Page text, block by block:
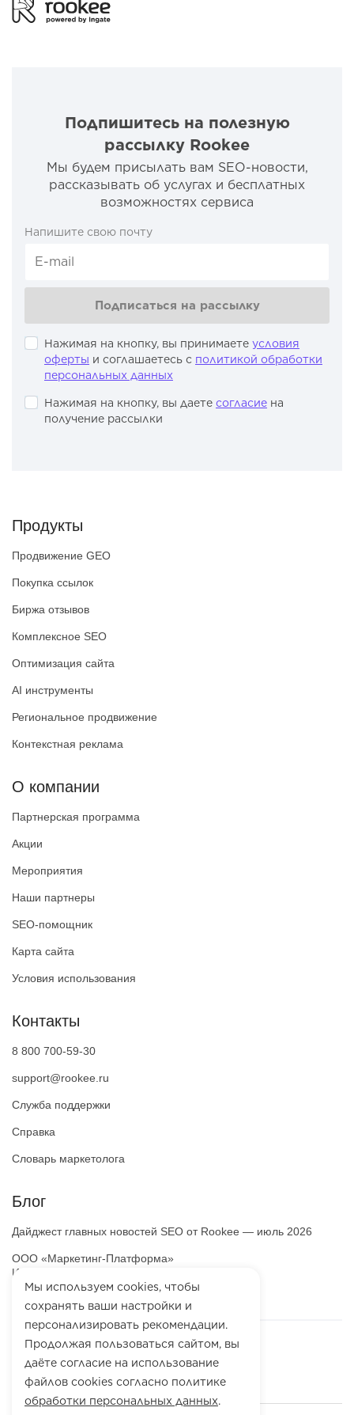
Мы используем cookies, чтобы
сохранять ваши настройки и
персонализировать рекомендации.
Продолжая пользоваться сайтом, вы
даёте согласие на использование
файлов cookies согласно политике
обработки персональных данных.
Подпишитесь на полезную
рассылку Rookee
Мы будем присылать вам SEO-новости,
рассказывать об услугах и бесплатных
возможностях сервиса
Напишите свою почту
Подписаться на рассылку
Нажимая на кнопку, вы принимаете условия
оферты и соглашаетесь с политикой обработки
персональных данных
Нажимая на кнопку, вы даете согласие на
получение рассылки
Блог
Дайджест главных новостей SEO от Rookee — июль 2026
ООО «Маркетинг-Платформа»
ИНН
ОГРН 1257100003863
Продукты
Продвижение GEO
Покупка ссылок
Биржа отзывов
Комплексное SEO
Оптимизация сайта
AI инструменты
Региональное продвижение
Контекстная реклама
О компании
Партнерская программа
Акции
Мероприятия
Наши партнеры
SEO-помощник
Карта сайта
Условия использования
Контакты
8 800 700-59-30
support@rookee.ru
Служба поддержки
Справка
Словарь маркетолога